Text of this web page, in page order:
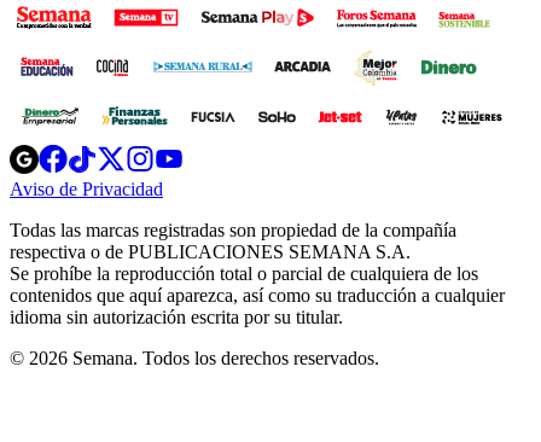
Opens
in
new
Opens
in
new
Opens
in
new
window
Opens
new
windowwindow
Aviso de Privacidad
new
window
Todas las marcas registradas son propiedad de la compañía
respectiva o de PUBLICACIONES SEMANA S.A.
Se prohíbe la reproducción total o parcial de cualquiera de los
contenidos que aquí aparezca, así como su traducción a cualquier
idioma sin autorización escrita por su titular.
© 2026 Semana. Todos los derechos reservados.